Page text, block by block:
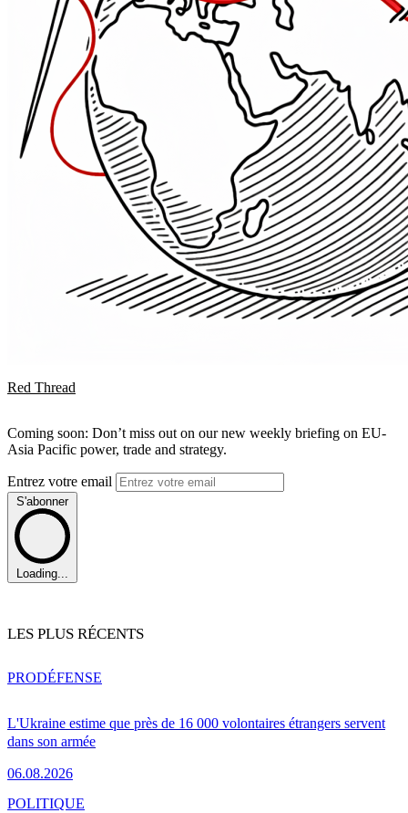
Red Thread
Coming soon: Don’t miss out on our new weekly briefing on EU-
Asia Pacific power, trade and strategy.
Entrez votre email
S'abonner
Loading...
LES PLUS RÉCENTS
L'Ukraine estime que près de 16 000 volontaires étrangers servent
dans son armée
06.08.2026
PRODÉFENSE
POLITIQUE